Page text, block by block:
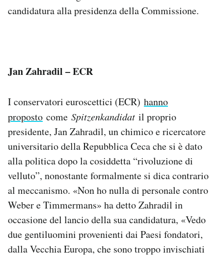
candidatura alla presidenza della Commissione.
Jan Zahradil – ECR
I conservatori euroscettici (ECR) hanno
proposto come Spitzenkandidat il proprio
presidente, Jan Zahradil, un chimico e ricercatore
universitario della Repubblica Ceca che si è dato
alla politica dopo la cosiddetta “rivoluzione di
velluto”, nonostante formalmente si dica contrario
al meccanismo. «Non ho nulla di personale contro
Weber e Timmermans» ha detto Zahradil in
occasione del lancio della sua candidatura, «Vedo
due gentiluomini provenienti dai Paesi fondatori,
dalla Vecchia Europa, che sono troppo invischiati